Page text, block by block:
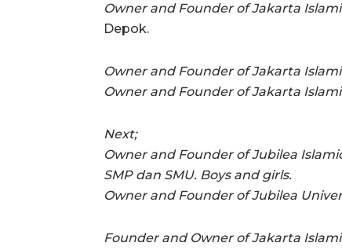
Owner and Founder of Jakarta
Depok.
Owner and Founder of Jakarta
Owner and Founder of Jakarta
Next;
Owner and Founder of Jubilea
SMP dan SMU. Boys and girls.
Owner and Founder of Jubilea
Founder and Owner of Jakarta